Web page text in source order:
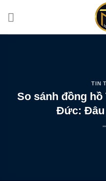
TIN
So sánh đồng
Đức: Đâu